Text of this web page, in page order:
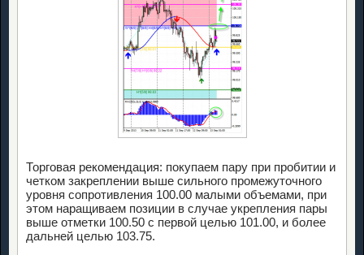
Торговая рекомендация: покупаем пару при пробитии и
четком закреплении выше сильного промежуточного
уровня сопротивления 100.00 малыми объемами, при
этом наращиваем позиции в случае укрепления пары
выше отметки 100.50 с первой целью 101.00, и более
дальней целью 103.75.